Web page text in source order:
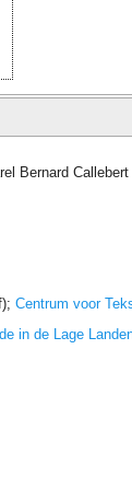
Bernard Callebert
Centrum voor
in de Lage